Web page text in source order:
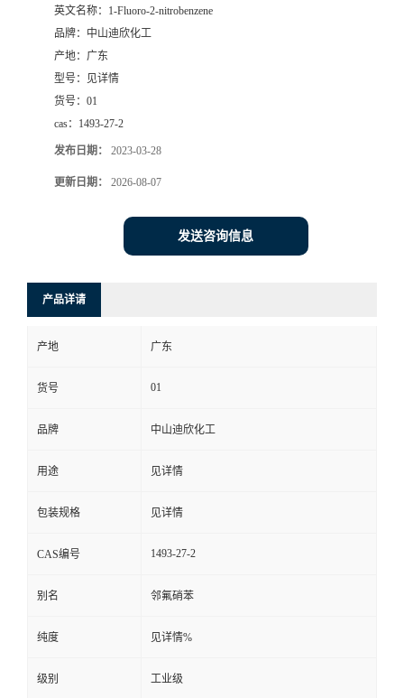
式
在
线
留
言
英文名称： 1-Fluoro-2-nitrobenzene
品牌： 中山迪欣化工
产地： 广东
型号：
见详情
货号： 01
cas： 1493-27-2
发布日期： 2023-03-28
更新日期： 2026-08-07
发送咨询信息
产品详请
产地 广东
货号 01
品牌 中山迪欣化工
用途 见详情
包装规格 见详情
CAS编号 1493-27-2
别名 邻氟硝苯
纯度 见详情%
级别 工业级